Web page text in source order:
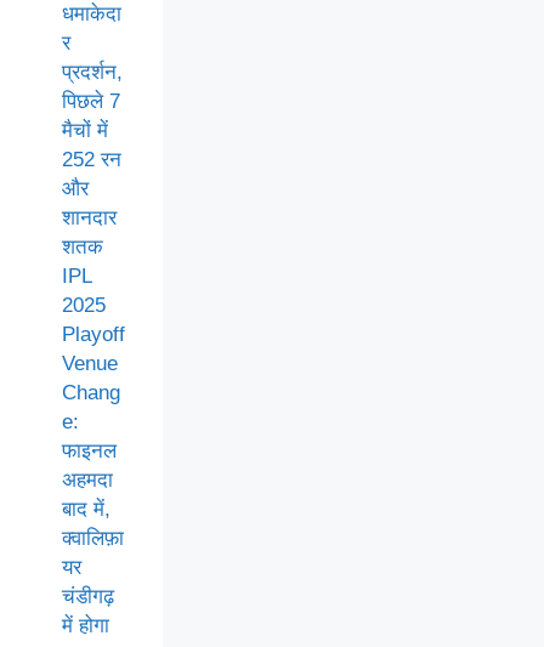
धमाकेदा
र
प्रदर्शन,
पिछले 7
मैचों में
252 रन
और
शानदार
शतक
IPL
2025
Playoff
Venue
Chang
e:
फाइनल
अहमदा
बाद में,
क्वालिफ़ा
यर
चंडीगढ़
में होगा